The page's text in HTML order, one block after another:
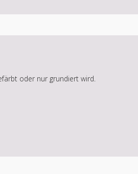
oder nur grundiert wird.